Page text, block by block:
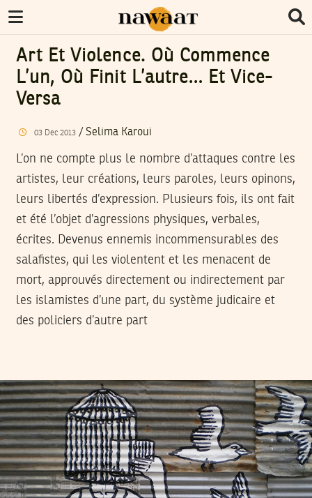
Art Et Violence. Où Commence
L’un, Où Finit L’autre… Et Vice-
Versa
03 Dec 2013/ Selima Karoui
L’on ne compte plus le nombre d’attaques contre les
artistes, leur créations, leurs paroles, leurs opinons,
leurs libertés d’expression. Plusieurs fois, ils ont fait
et été l’objet d’agressions physiques, verbales,
écrites. Devenus ennemis incommensurables des
salafistes, qui les violentent et les menacent de
mort, approuvés directement ou indirectement par
les islamistes d’une part, du système judicaire et
des policiers d’autre part